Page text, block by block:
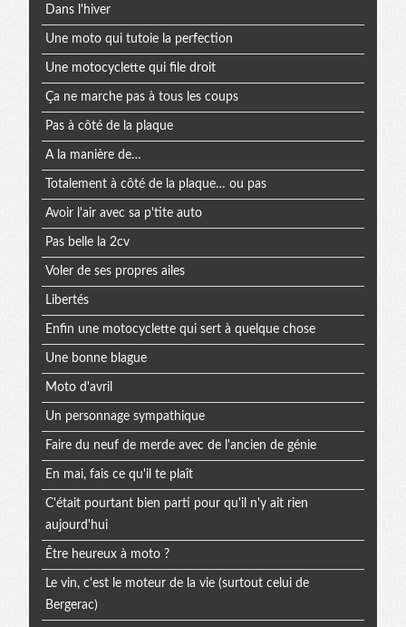
Dans l'hiver
Une moto qui tutoie la perfection
Une motocyclette qui file droit
Ça ne marche pas à tous les coups
Pas à côté de la plaque
A la manière de…
Totalement à côté de la plaque… ou pas
Avoir l'air avec sa p'tite auto
Pas belle la 2cv
Voler de ses propres ailes
Libertés
Enfin une motocyclette qui sert à quelque chose
Une bonne blague
Moto d'avril
Un personnage sympathique
Faire du neuf de merde avec de l'ancien de génie
En mai, fais ce qu'il te plaît
C'était pourtant bien parti pour qu'il n'y ait rien
aujourd'hui
Être heureux à moto ?
Le vin, c'est le moteur de la vie (surtout celui de
Bergerac)